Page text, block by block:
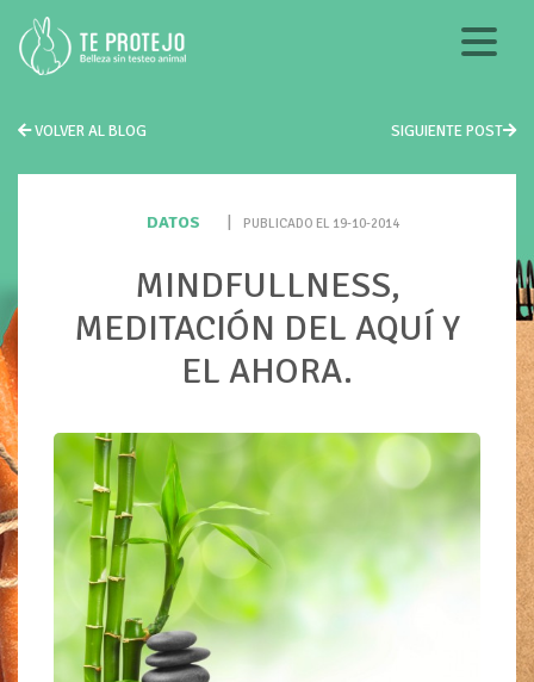
VOLVER AL BLOG SIGUIENTE POST
DATOS PUBLICADO EL 19-10-2014
MINDFULLNESS,
MEDITACIÓN DEL AQUÍ Y
EL AHORA.